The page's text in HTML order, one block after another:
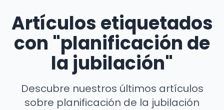
Artículos etiquetados
con "planificación de
la jubilación"
Descubre nuestros últimos artículos
sobre planificación de la jubilación